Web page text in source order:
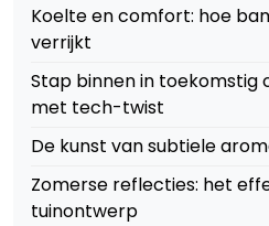
Koelte en comfort: hoe
verrijkt
Stap binnen in
met tech-twist
De kunst van subtiele
Zomerse reflecties: het
tuinontwerp